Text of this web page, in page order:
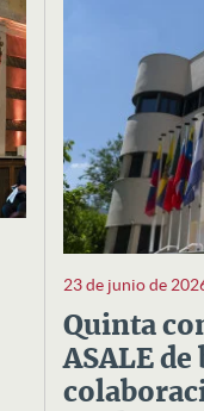
23 de junio de
Quinta
ASALE